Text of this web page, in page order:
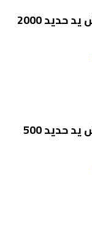
شاكوش يد حديد 2000
شاكوش يد حديد 500